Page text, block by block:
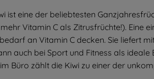
ist eine der beliebtesten
Vitamin C als Zitrusfrüchte!). Eine
an Vitamin C decken. Sie liefert
auch bei Sport und Fitness als
Büro zählt die Kiwi zu einer der